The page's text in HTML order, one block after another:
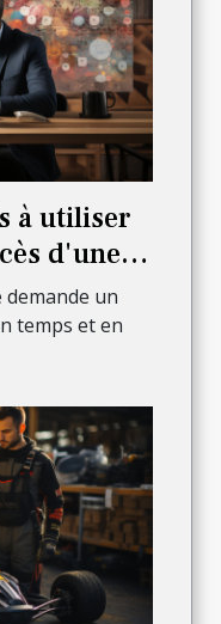
à utiliser
d'une
un
temps et en